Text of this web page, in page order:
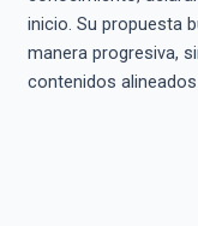
inicio. Su propuesta
manera progresiva,
contenidos